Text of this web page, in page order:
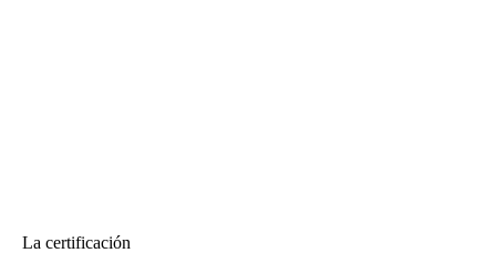
La certificación